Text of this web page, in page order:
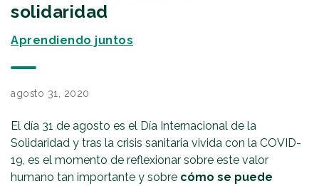
solidaridad
Aprendiendo juntos
agosto 31, 2020
El día 31 de agosto es el Día Internacional de la
Solidaridad y tras la crisis sanitaria vivida con la COVID-
19, es el momento de reflexionar sobre este valor
humano tan importante y sobre cómo se puede